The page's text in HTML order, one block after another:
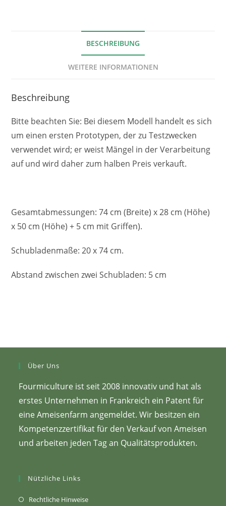
BESCHREIBUNG
WEITERE INFORMATIONEN
Beschreibung
Bitte beachten Sie: Bei diesem Modell handelt es sich
um einen ersten Prototypen, der zu Testzwecken
verwendet wird; er weist Mängel in der Verarbeitung
auf und wird daher zum halben Preis verkauft.
Gesamtabmessungen: 74 cm (Breite) x 28 cm (Höhe)
x 50 cm (Höhe) + 5 cm mit Griffen).
Schubladenmaße: 20 x 74 cm.
Abstand zwischen zwei Schubladen: 5 cm
Über Uns
Fourmiculture ist seit 2008 innovativ und hat als
erstes Unternehmen in Frankreich ein Patent für
eine Ameisenfarm angemeldet. Wir besitzen ein
Kompetenzzertifikat für den Verkauf von Ameisen
und arbeiten jeden Tag an Qualitätsprodukten.
Nützliche Links
Rechtliche Hinweise(Öffnet